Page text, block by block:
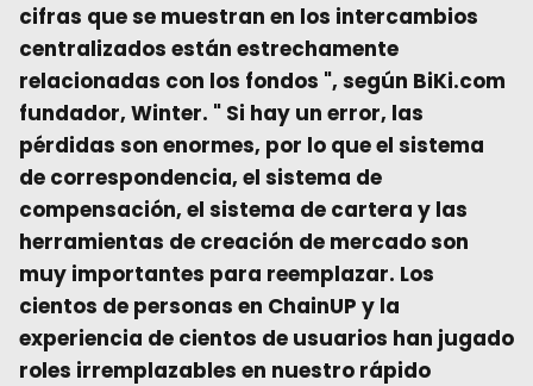
cifras que se muestran en los intercambios
centralizados están estrechamente
relacionadas con los fondos ", según BiKi.com
fundador, Winter. " Si hay un error, las
pérdidas son enormes, por lo que el sistema
de correspondencia, el sistema de
compensación, el sistema de cartera y las
herramientas de creación de mercado son
muy importantes para reemplazar. Los
cientos de personas en ChainUP y la
experiencia de cientos de usuarios han jugado
roles irremplazables en nuestro rápido